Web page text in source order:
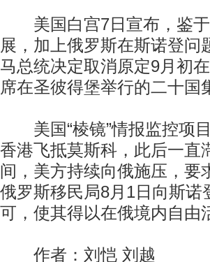
美国白宫7日宣布，鉴于
展，加上俄罗斯在斯诺登问
马总统决定取消原定9月初
席在圣彼得堡举行的二十国
美国“棱镜”情报监控项
香港飞抵莫斯科，此后一直
间，美方持续向俄施压，要
俄罗斯移民局8月1日向斯
可，使其得以在俄境内自由
作者：刘恺 刘越